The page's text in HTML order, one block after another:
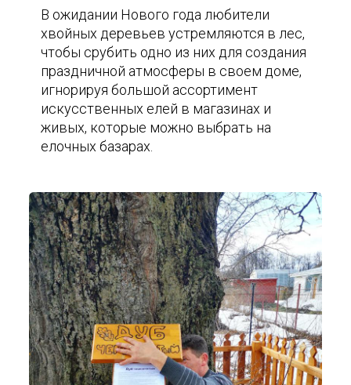
В ожидании Нового года любители
хвойных деревьев устремляются в лес,
чтобы срубить одно из них для создания
праздничной атмосферы в своем доме,
игнорируя большой ассортимент
искусственных елей в магазинах и
живых, которые можно выбрать на
елочных базарах.